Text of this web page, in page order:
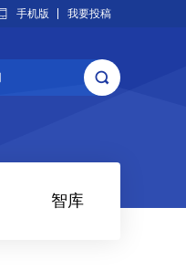
手机版 我要投稿
智库